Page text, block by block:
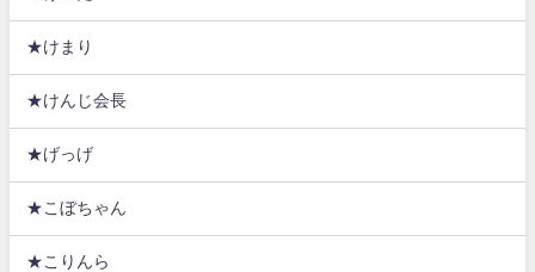
★けまり
★けんじ会長
★げっげ
★こぼちゃん
★こりんら